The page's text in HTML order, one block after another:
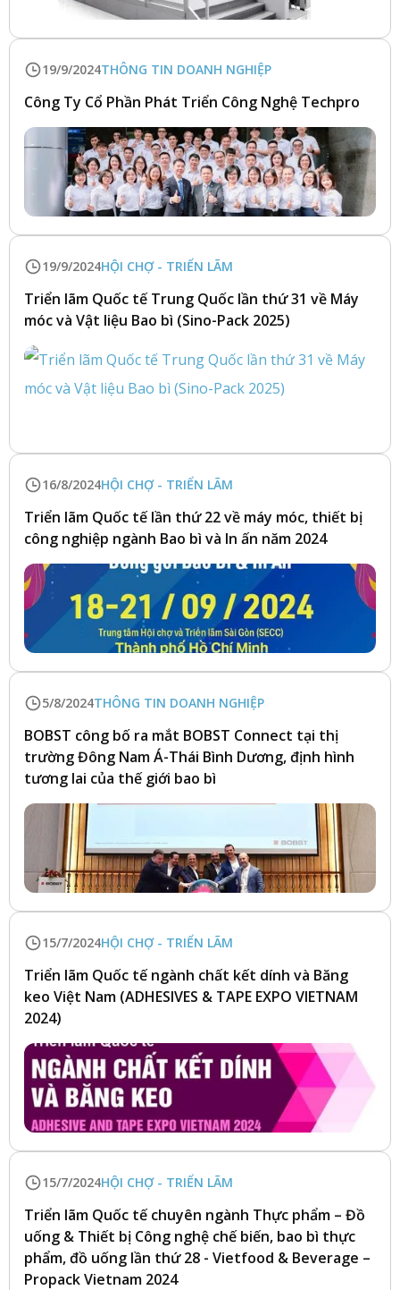
19/9/2024THÔNG TIN DOANH NGHIỆP
Công Ty Cổ Phần Phát Triển Công Nghệ Techpro
19/9/2024HỘI CHỢ - TRIỂN LÃM
Triển lãm Quốc tế Trung Quốc lần thứ 31 về Máy
móc và Vật liệu Bao bì (Sino-Pack 2025)
16/8/2024HỘI CHỢ - TRIỂN LÃM
Triển lãm Quốc tế lần thứ 22 về máy móc, thiết bị
công nghiệp ngành Bao bì và In ấn năm 2024
5/8/2024THÔNG TIN DOANH NGHIỆP
BOBST công bố ra mắt BOBST Connect tại thị
trường Đông Nam Á-Thái Bình Dương, định hình
tương lai của thế giới bao bì
15/7/2024HỘI CHỢ - TRIỂN LÃM
Triển lãm Quốc tế ngành chất kết dính và Băng
keo Việt Nam (ADHESIVES & TAPE EXPO VIETNAM
2024)
15/7/2024HỘI CHỢ - TRIỂN LÃM
Triển lãm Quốc tế chuyên ngành Thực phẩm – Đồ
uống & Thiết bị Công nghệ chế biến, bao bì thực
phẩm, đồ uống lần thứ 28 - Vietfood & Beverage –
Propack Vietnam 2024